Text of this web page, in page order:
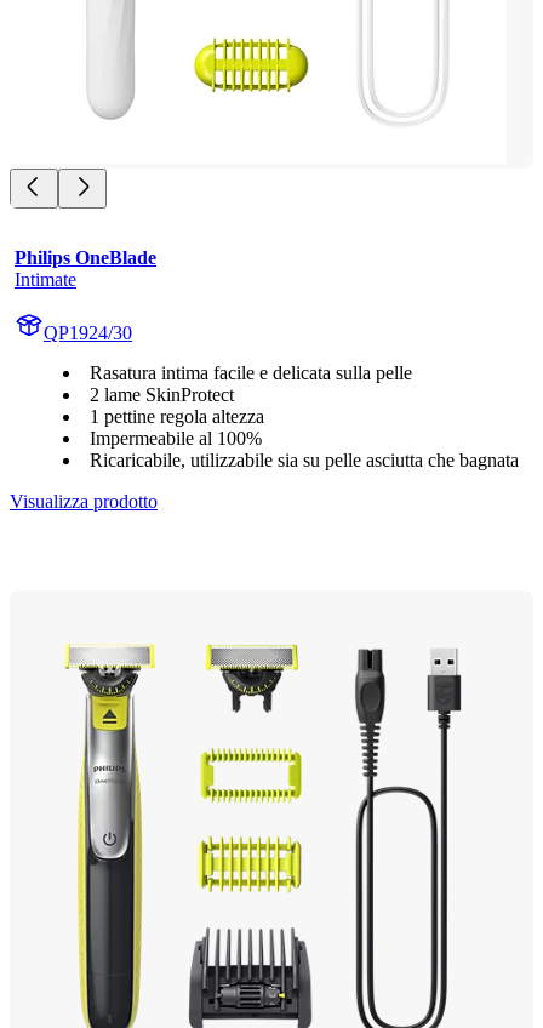
Philips OneBlade
Intimate
QP1924/30
Rasatura intima facile e delicata sulla pelle
2 lame SkinProtect
1 pettine regola altezza
Impermeabile al 100%
Ricaricabile, utilizzabile sia su pelle asciutta che bagnata
Visualizza prodotto